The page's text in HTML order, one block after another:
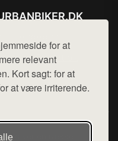
for at
relevant
Kort sagt: for at
at være irriterende.
Mail: hej@want.dk
Cookie- og privatlivspolitik
udgiver en række